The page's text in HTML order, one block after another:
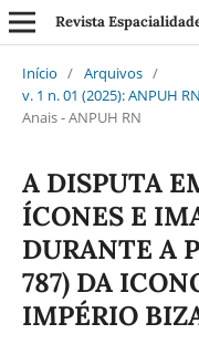
Revista
Início / Arquivos /
v. 1 n. 01 (2025): ANPUH
Anais - ANPUH RN
A DISPUTA
ÍCONES E
DURANTE A
787) DA
IMPÉRIO